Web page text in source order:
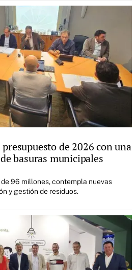
de 2026 con una
basuras municipales
96 millones, contempla nuevas
y gestión de residuos.